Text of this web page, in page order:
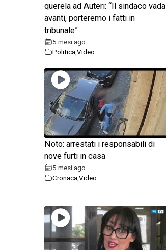
querela ad Auteri: “Il sindaco vada
avanti, porteremo i fatti in
tribunale”
5 mesi ago
Politica Video
Noto: arrestati i responsabili di
nove furti in casa
5 mesi ago
Cronaca Video